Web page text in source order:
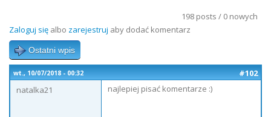
198 posts / 0 nowych
Zaloguj się albo zarejestruj aby dodać komentarz
Ostatni wpis
wt., 10/07/2018 - 00:32
#102
natalka21
najlepiej pisać komentarze :)